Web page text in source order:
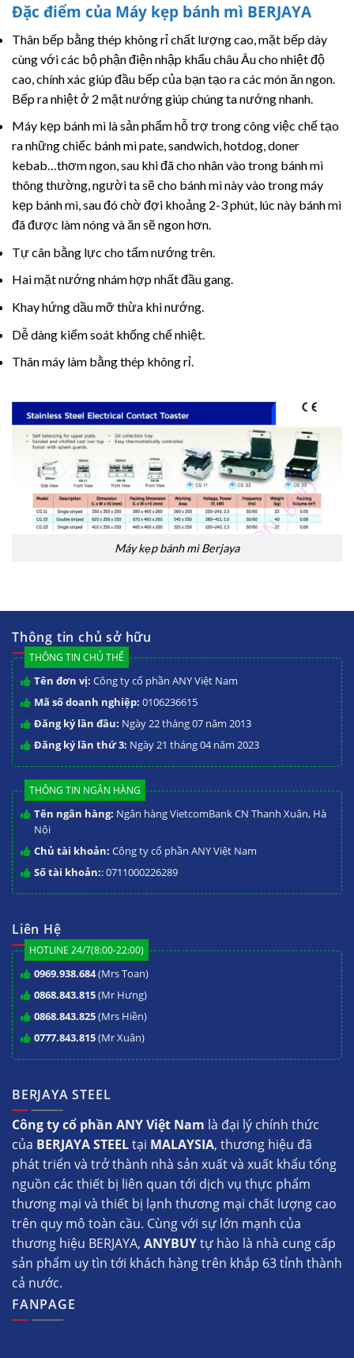
Đặc điểm của Máy kẹp bánh mì BERJAYA
Thân bếp bằng thép không rỉ chất lượng cao, mặt bếp dày
cùng với các bộ phận điện nhập khẩu châu Âu cho nhiệt độ
cao, chính xác giúp đầu bếp của bạn tạo ra các món ăn ngon.
Bếp ra nhiệt ở 2 mặt nướng giúp chúng ta nướng nhanh.
Máy kẹp bánh mì là sản phẩm hỗ trợ trong công việc chế tạo
ra những chiếc bánh mì pate, sandwich, hotdog, doner
kebab…thơm ngon, sau khi đã cho nhân vào trong bánh mì
thông thường, người ta sẽ cho bánh mì này vào trong máy
kẹp bánh mì, sau đó chờ đợi khoảng 2-3 phút, lúc này bánh mì
đã được làm nóng và ăn sẽ ngon hơn.
Tự cân bằng lực cho tấm nướng trên.
Hai mặt nướng nhám hợp nhất đầu gang.
Khay hứng dầu mỡ thừa khi nướng.
Dễ dàng kiểm soát khống chế nhiệt.
Thân máy làm bằng thép không rỉ.
Máy kẹp bánh mì Berjaya
Thông tin chủ sở hữu
THÔNG TIN CHỦ THỂ
Tên đơn vị: Công ty cổ phần ANY Việt Nam
Mã số doanh nghiệp: 0106236615
Đăng ký lần đầu: Ngày 22 tháng 07 năm 2013
Đăng ký lần thứ 3: Ngày 21 tháng 04 năm 2023
THÔNG TIN NGÂN HÀNG
Tên ngân hàng: Ngân hàng VietcomBank CN Thanh Xuân, Hà
Nội
Chủ tài khoản: Công ty cổ phần ANY Việt Nam
Số tài khoản:: 0711000226289
Liên Hệ
HOTLINE 24/7(8:00-22:00)
0969.938.684(Mrs Toan)
0868.843.815(Mr Hưng)
0868.843.825(Mrs Hiền)
0777.843.815(Mr Xuân)
BERJAYA STEEL
Công ty cổ phần ANY Việt Nam là đại lý chính thức
của BERJAYA STEELtại MALAYSIA, thương hiệu đã
phát triển và trở thành nhà sản xuất và xuất khẩu tổng
nguồn các thiết bị liên quan tới dịch vụ thực phẩm
thương mại và thiết bị lạnh thương mại chất lượng cao
trên quy mô toàn cầu. Cùng với sự lớn mạnh của
thương hiệu BERJAYA, ANYBUYtự hào là nhà cung cấp
sản phẩm uy tìn tới khách hàng trên khắp 63 tỉnh thành
cả nước.
FANPAGE